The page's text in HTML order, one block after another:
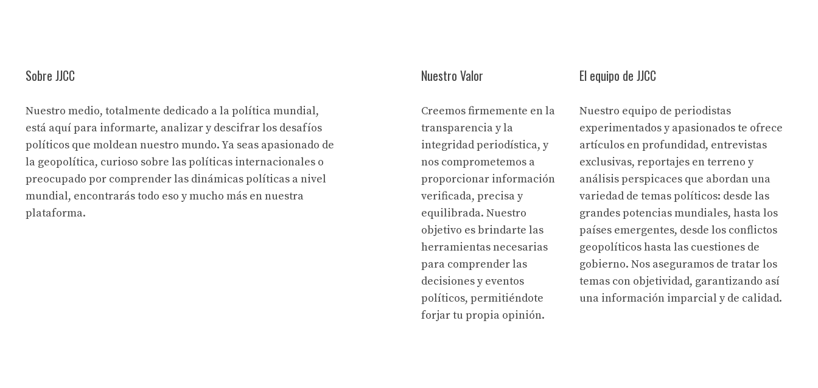
Sobre JJCC
Nuestro medio, totalmente dedicado a la política mundial,
está aquí para informarte, analizar y descifrar los desafíos
políticos que moldean nuestro mundo. Ya seas apasionado de
la geopolítica, curioso sobre las políticas internacionales o
preocupado por comprender las dinámicas políticas a nivel
mundial, encontrarás todo eso y mucho más en nuestra
plataforma.
Nuestro Valor
Creemos firmemente en la
transparencia y la
integridad periodística, y
nos comprometemos a
proporcionar información
verificada, precisa y
equilibrada. Nuestro
objetivo es brindarte las
herramientas necesarias
para comprender las
decisiones y eventos
políticos, permitiéndote
forjar tu propia opinión.
El equipo de JJCC
Nuestro equipo de periodistas
experimentados y apasionados te ofrece
artículos en profundidad, entrevistas
exclusivas, reportajes en terreno y
análisis perspicaces que abordan una
variedad de temas políticos: desde las
grandes potencias mundiales, hasta los
países emergentes, desde los conflictos
geopolíticos hasta las cuestiones de
gobierno. Nos aseguramos de tratar los
temas con objetividad, garantizando así
una información imparcial y de calidad.